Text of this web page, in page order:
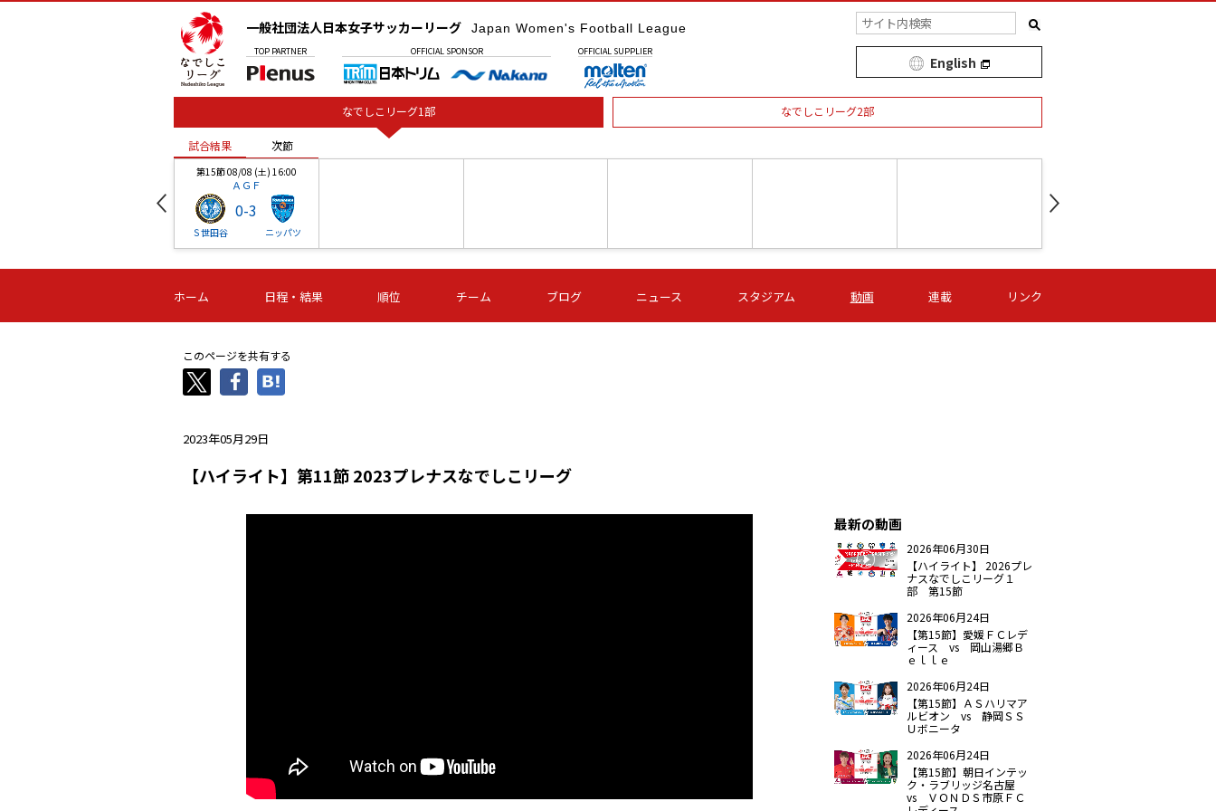
一般社団法人日本女子サッカーリーグ Japan Women's Football League
TOP PARTNER OFFICIAL SPONSOR OFFICIAL SUPPLIER
English
なでしこリーグ1部 なでしこリーグ2部
試合結果 次節
第15節 08/08 (土) 16:00
ＡＧＦ
Ｓ世田谷
0-3
ニッパツ
-
第16節 09/05 (土) 15:00
ニッパツ
ニッパツ
-
名古屋
第16節 09/05 (土) 15:00
石人の星
-
第16節 09/05 (土) 16:00
ＡＧＦ
-
いちご
-
第16節 09/06 (日) 15:00
-
第16節 09/06 (日) 15:00
- -
試合結果 次節
ホーム 日程・結果 順位 チーム ブログ ニュース スタジアム 動画 連載 リンク
このページを共有する
2023年05月29日
【ハイライト】第11節 2023プレナスなでしこリーグ
最新の動画
2026年06月30日
【ハイライト】 2026プレ
ナスなでしこリーグ１
部 第15節
2026年06月24日
【第15節】愛媛ＦＣレデ
ィース vs 岡山湯郷Ｂ
ｅｌｌｅ
2026年06月24日
【第15節】ＡＳハリマア
ルビオン vs 静岡ＳＳ
Ｕボニータ
2026年06月24日
【第15節】朝日インテッ
ク・ラブリッジ名古屋
vs ＶＯＮＤＳ市原ＦＣ